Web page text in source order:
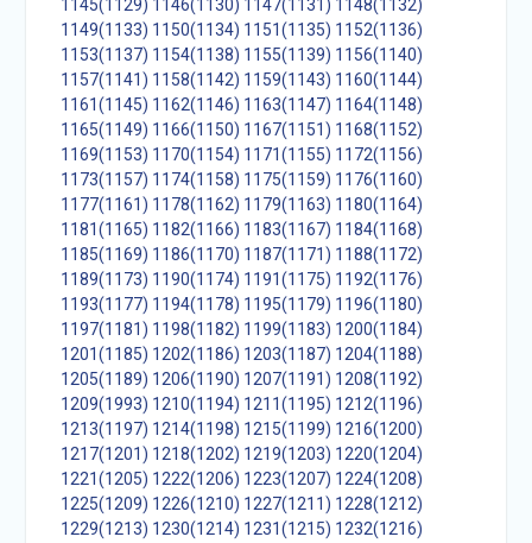
1145(1129) 1146(1130) 1147(1131) 1148(1132)
1149(1133) 1150(1134) 1151(1135) 1152(1136)
1153(1137) 1154(1138) 1155(1139) 1156(1140)
1157(1141) 1158(1142) 1159(1143) 1160(1144)
1161(1145) 1162(1146) 1163(1147) 1164(1148)
1165(1149) 1166(1150) 1167(1151) 1168(1152)
1169(1153) 1170(1154) 1171(1155) 1172(1156)
1173(1157) 1174(1158) 1175(1159) 1176(1160)
1177(1161) 1178(1162) 1179(1163) 1180(1164)
1181(1165) 1182(1166) 1183(1167) 1184(1168)
1185(1169) 1186(1170) 1187(1171) 1188(1172)
1189(1173) 1190(1174) 1191(1175) 1192(1176)
1193(1177) 1194(1178) 1195(1179) 1196(1180)
1197(1181) 1198(1182) 1199(1183) 1200(1184)
1201(1185) 1202(1186) 1203(1187) 1204(1188)
1205(1189) 1206(1190) 1207(1191) 1208(1192)
1209(1993) 1210(1194) 1211(1195) 1212(1196)
1213(1197) 1214(1198) 1215(1199) 1216(1200)
1217(1201) 1218(1202) 1219(1203) 1220(1204)
1221(1205) 1222(1206) 1223(1207) 1224(1208)
1225(1209) 1226(1210) 1227(1211) 1228(1212)
1229(1213) 1230(1214) 1231(1215) 1232(1216)